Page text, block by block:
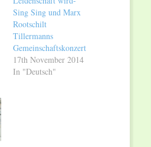
Sing Sing und Marx
Rootschilt
Tillermanns
Gemeinschaftskonzert
17th November 2014
In "Deutsch"